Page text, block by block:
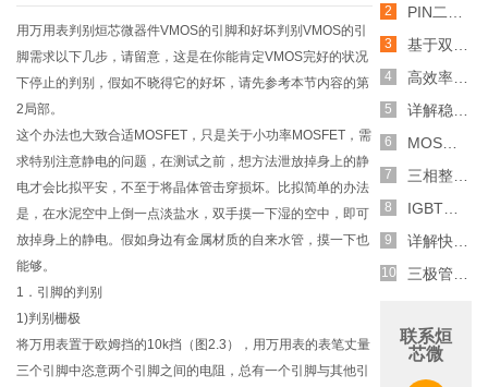
用万用表判别烜芯微器件VMOS的引脚和好坏判别VMOS的引
脚需求以下几步，请留意，这是在你能肯定VMOS完好的状况
下停止的判别，假如不晓得它的好坏，请先参考本节内容的第
2局部。
这个办法也大致合适MOSFET，只是关于小功率MOSFET，需
求特别注意静电的问题，在测试之前，想方法泄放掉身上的静
电才会比拟平安，不至于将晶体管击穿损坏。比拟简单的办法
是，在水泥空中上倒一点淡盐水，双手摸一下湿的空中，即可
放掉身上的静电。假如身边有金属材质的自来水管，摸一下也
能够。
1．引脚的判别
1)判别栅极
将万用表置于欧姆挡的10k挡（图2.3），用万用表的表笔丈量
三个引脚中恣意两个引脚之间的电阻，总有一个引脚与其他引
PIN二极管的电导调制机制和应用介绍
基于双MOS管的防反灌电路工作原理介绍
高效率整流二极管的特性和应用介绍
详解稳压二极管的关键特性和应用原理
MOS管选型关键因素分析,怎么选择合适的参数
三相整流电路分析,半波整流与全波整流的工作原理
IGBT三相全桥整流电路工作原理介绍
详解快恢复二极管,结构,特性和应用介绍
三极管和MOS管组合式开关电路分析
联系烜
芯微